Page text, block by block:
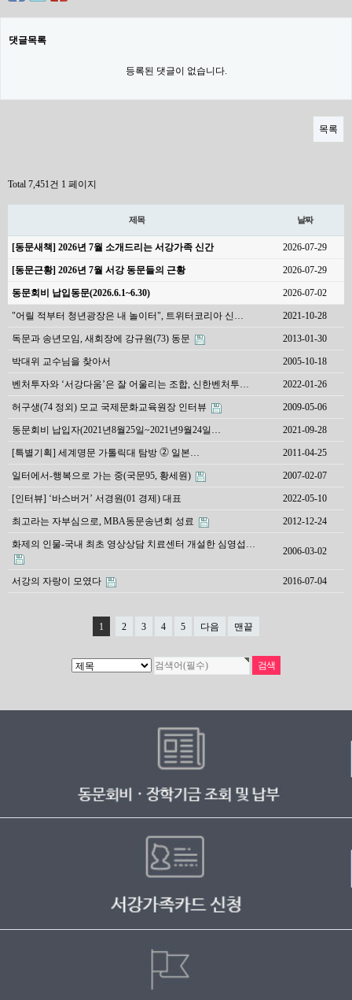
댓글목록
등록된 댓글이 없습니다.
목록
Total 7,451건 1 페이지
제목 날짜
[동문새책] 2026년 7월 소개드리는 서강가족 신간 2026-07-29
[동문근황] 2026년 7월 서강 동문들의 근황 2026-07-29
동문회비 납입동문(2026.6.1~6.30) 2026-07-02
"어릴 적부터 청년광장은 내 놀이터", 트위터코리아 신… 2021-10-28
독문과 송년모임, 새회장에 강규원(73) 동문 2013-01-30
박대위 교수님을 찾아서 2005-10-18
벤처투자와 ‘서강다움’은 잘 어울리는 조합, 신한벤처투… 2022-01-26
허구생(74 정외) 모교 국제문화교육원장 인터뷰 2009-05-06
동문회비 납입자(2021년8월25일~2021년9월24일… 2021-09-28
[특별기획] 세계명문 가톨릭대 탐방 ⓶ 일본… 2011-04-25
일터에서-행복으로 가는 중(국문95, 황세원) 2007-02-07
[인터뷰] ‘바스버거’ 서경원(01 경제) 대표 2022-05-10
최고라는 자부심으로, MBA동문송년회 성료 2012-12-24
화제의 인물-국내 최초 영상상담 치료센터 개설한 심영섭…
2006-03-02
서강의 자랑이 모였다 2016-07-04
1 2 3 4 5 다음 맨끝